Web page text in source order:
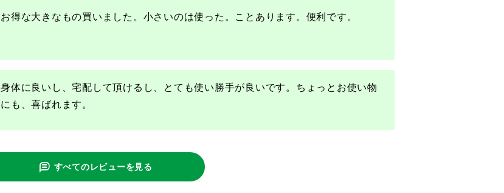
お得な大きなもの買いました。小さいのは使った。ことあります。便利です。
身体に良いし、宅配して頂けるし、とても使い勝手が良いです。ちょっとお使い物
にも、喜ばれます。
すべてのレビューを見る